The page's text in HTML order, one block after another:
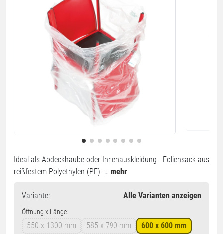
Ideal als Abdeckhaube oder Innenauskleidung - Foliensack aus
reißfestem Polyethylen (PE) -… mehr
Variante: Alle Varianten anzeigen
Öffnung x Länge:
550 x 1300 mm 585 x 790 mm
600 x 600 mm